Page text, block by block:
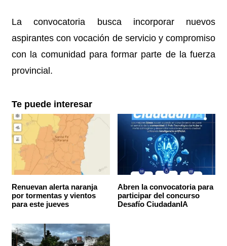
La convocatoria busca incorporar nuevos
aspirantes con vocación de servicio y compromiso
con la comunidad para formar parte de la fuerza
provincial.
Te puede interesar
Renuevan alerta naranja
por tormentas y vientos
para este jueves
Abren la convocatoria para
participar del concurso
Desafío CiudadanIA